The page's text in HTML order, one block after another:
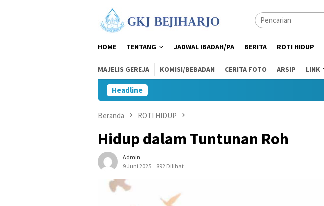
HOME TENTANG JADWAL IBADAH/PA BERITA ROTI HIDUP
MAJELIS GEREJA KOMISI/BEBADAN CERITA FOTO ARSIP LINK
Headline
Beranda ROTI HIDUP
Hidup dalam Tuntunan Roh
Admin
9 Juni 2025
892 Dilihat